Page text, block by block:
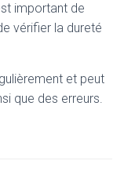
important de
vérifier la dureté
et peut
que des erreurs.